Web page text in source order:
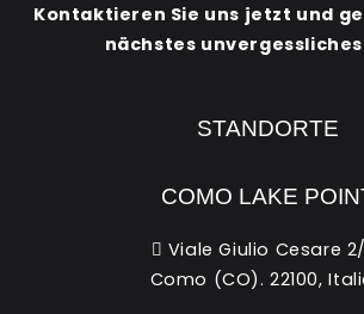
Kontaktieren Sie uns jetzt und
nächstes
STANDORTE
COMO LAKE
Viale Giulio Cesare
Como (CO). 22100,